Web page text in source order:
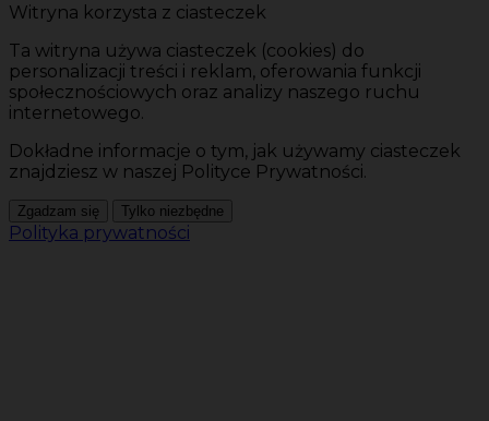
Witryna korzysta z ciasteczek
Ta witryna używa ciasteczek (cookies) do
personalizacji treści i reklam, oferowania funkcji
społecznościowych oraz analizy naszego ruchu
internetowego.
Dokładne informacje o tym, jak używamy ciasteczek
znajdziesz w naszej Polityce Prywatności.
Zgadzam się Tylko niezbędne
Polityka prywatności